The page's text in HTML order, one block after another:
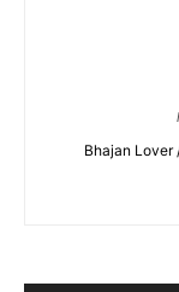
Bhajan Lover